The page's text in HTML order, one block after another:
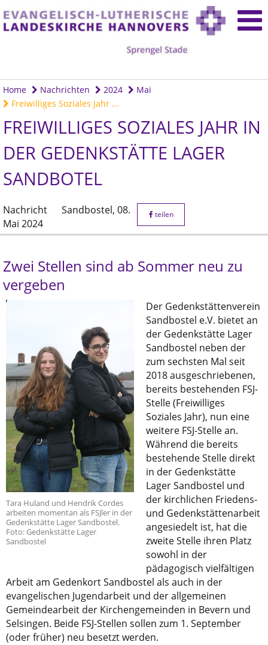
Home Nachrichten 2024
Mai
Freiwilliges Soziales Jahr ...
FREIWILLIGES SOZIALES JAHR IN
DER GEDENKSTÄTTE LAGER
SANDBOTEL
Nachricht Sandbostel, 08.
Mai 2024
teilen
Zwei Stellen sind ab Sommer neu zu
vergeben
Tara Huland und Hendrik Cordes
arbeiten momentan als FSJler in der
Gedenkstätte Lager Sandbostel.
Foto: Gedenkstätte Lager
Sandbostel
Der Gedenkstättenverein
Sandbostel e.V. bietet an
der Gedenkstätte Lager
Sandbostel neben der
zum sechsten Mal seit
2018 ausgeschriebenen,
bereits bestehenden FSJ-
Stelle (Freiwilliges
Soziales Jahr), nun eine
weitere FSJ-Stelle an.
Während die bereits
bestehende Stelle direkt
in der Gedenkstätte
Lager Sandbostel und
der kirchlichen Friedens-
und Gedenkstättenarbeit
angesiedelt ist, hat die
zweite Stelle ihren Platz
sowohl in der
pädagogisch vielfältigen
Arbeit am Gedenkort Sandbostel als auch in der
evangelischen Jugendarbeit und der allgemeinen
Gemeindearbeit der Kirchengemeinden in Bevern und
Selsingen. Beide FSJ-Stellen sollen zum 1. September
(oder früher) neu besetzt werden.